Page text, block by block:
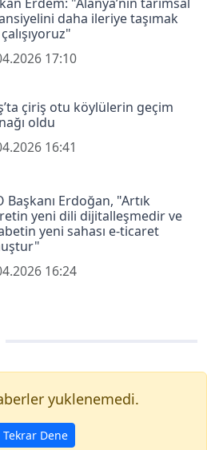
daha ileriye taşımak
17:10
çiriş otu köylülerin geçim
oldu
16:41
Başkanı Erdoğan, "Artık
yeni dili dijitalleşmedir ve
yeni sahası e-ticaret
16:24
yuklenemedi.
Tekrar Dene